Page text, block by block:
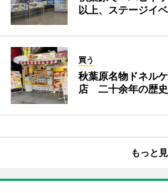
以上、ステージイ
買う
秋葉原名物ドネル
店 二十余年の歴
もっと